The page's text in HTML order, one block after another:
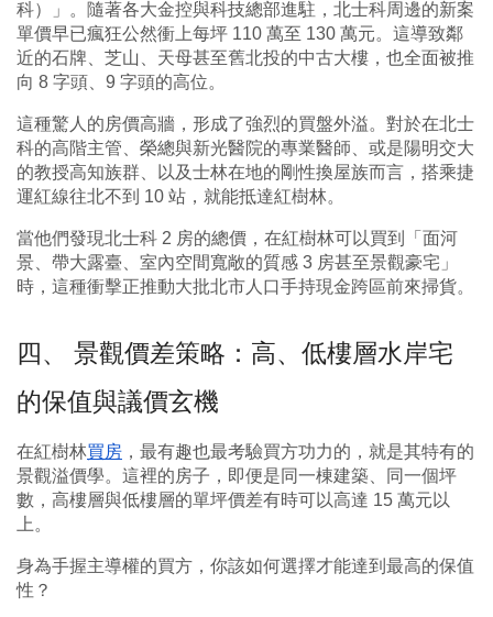
科）」。隨著各大金控與科技總部進駐，北士科周邊的新案
單價早已瘋狂公然衝上每坪 110 萬至 130 萬元。這導致鄰
近的石牌、芝山、天母甚至舊北投的中古大樓，也全面被推
向 8 字頭、9 字頭的高位。
這種驚人的房價高牆，形成了強烈的買盤外溢。對於在北士
科的高階主管、榮總與新光醫院的專業醫師、或是陽明交大
的教授高知族群、以及士林在地的剛性換屋族而言，搭乘捷
運紅線往北不到 10 站，就能抵達紅樹林。
當他們發現北士科 2 房的總價，在紅樹林可以買到「面河
景、帶大露臺、室內空間寬敞的質感 3 房甚至景觀豪宅」
時，這種衝擊正推動大批北市人口手持現金跨區前來掃貨。
四、 景觀價差策略：高、低樓層水岸宅
的保值與議價玄機
在紅樹林買房 ，最有趣也最考驗買方功力的，就是其特有的
景觀溢價學。這裡的房子，即便是同一棟建築、同一個坪
數，高樓層與低樓層的單坪價差有時可以高達 15 萬元以
上。
身為手握主導權的買方，你該如何選擇才能達到最高的保值
性？